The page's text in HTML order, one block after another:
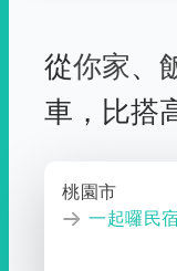
從你家、
車， 比搭
桃園市
一起囉民宿